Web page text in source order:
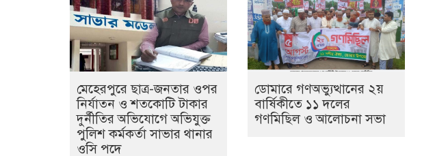
মেহেরপুরে ছাত্র-জনতার ওপর
নির্যাতন ও শতকোটি টাকার
দুর্নীতির অভিযোগে অভিযুক্ত
পুলিশ কর্মকর্তা সাভার থানার
ওসি পদে
ডোমারে গণঅভ্যুত্থানের ২য়
বার্ষিকীতে ১১ দলের
গণমিছিল ও আলোচনা সভা